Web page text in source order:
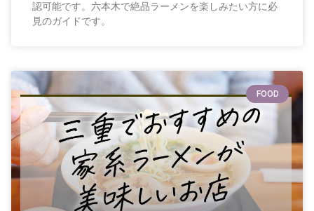
認可能です。六本木で絶品ラーメンを楽しみたい方に必
見のガイドです。
FOOD